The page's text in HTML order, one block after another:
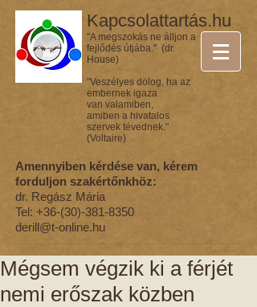
Kapcsolattartás.hu
"A megszokás ne álljon a
fejlődés útjába." (dr.
House)
"Veszélyes dolog, ha az
embernek igaza
van valamiben,
amiben a hivatalos
szervek tévednek."
(Voltaire)
Amennyiben kérdése van, kérem
forduljon szakértőnkhöz:
dr. Regász Mária
Tel: +36-(30)-381-8350
derill@t-online.hu
Mégsem végzik ki a férjét
nemi erőszak közben